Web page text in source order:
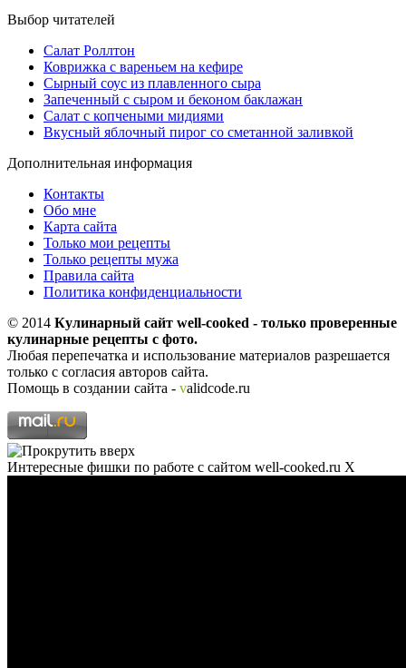
Выбор читателей
Салат Роллтон
Коврижка с вареньем на кефире
Сырный соус из плавленного сыра
Запеченный с сыром и беконом баклажан
Салат с копчеными мидиями
Вкусный яблочный пирог со сметанной заливкой
Дополнительная информация
Контакты
Обо мне
Карта сайта
Только мои рецепты
Только рецепты мужа
Правила сайта
Политика конфиденциальности
© 2014 Кулинарный сайт well-cooked - только проверенные
кулинарные рецепты с фото.
Любая перепечатка и использование материалов разрешается
только с согласия авторов сайта.
Помощь в создании сайта - validcode.ru
Интересные фишки по работе с сайтом well-cooked.ru X